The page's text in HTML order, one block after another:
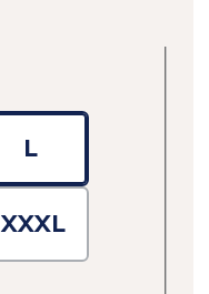
L
XXXL